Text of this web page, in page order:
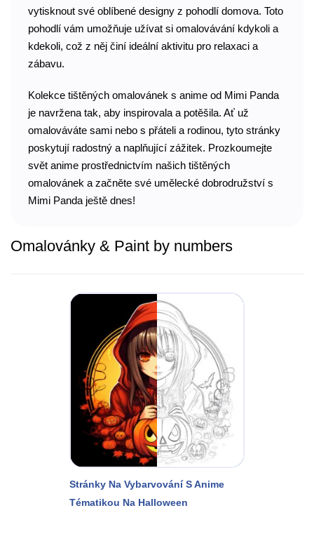
vytisknout své oblíbené designy z pohodlí domova. Toto
pohodlí vám umožňuje užívat si omalovávání kdykoli a
kdekoli, což z něj činí ideální aktivitu pro relaxaci a
zábavu.
Kolekce tištěných omalovánek s anime od Mimi Panda
je navržena tak, aby inspirovala a potěšila. Ať už
omalováváte sami nebo s přáteli a rodinou, tyto stránky
poskytují radostný a naplňující zážitek. Prozkoumejte
svět anime prostřednictvím našich tištěných
omalovánek a začněte své umělecké dobrodružství s
Mimi Panda ještě dnes!
Omalovánky & Paint by numbers
Stránky Na Vybarvování S Anime
Tématikou Na Halloween